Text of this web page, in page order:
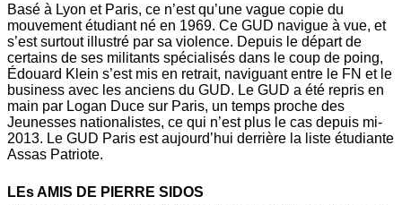
Basé à Lyon et Paris, ce n’est qu’une vague copie du
mouvement étudiant né en 1969. Ce GUD navigue à vue, et
s’est surtout illustré par sa violence. Depuis le départ de
certains de ses militants spécialisés dans le coup de poing,
Édouard Klein s’est mis en retrait, naviguant entre le FN et le
business avec les anciens du GUD. Le GUD a été repris en
main par Logan Duce sur Paris, un temps proche des
Jeunesses nationalistes, ce qui n’est plus le cas depuis mi-
2013. Le GUD Paris est aujourd’hui derrière la liste étudiante
Assas Patriote.
LEs AMIS DE PIERRE SIDOS